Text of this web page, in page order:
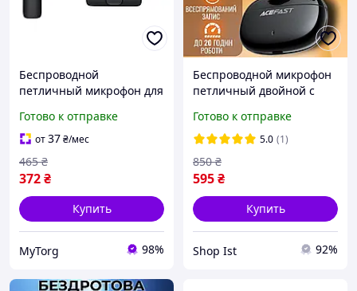
Беспроводной
петличный микрофон для
Готово к отправке
от37₴/мес
372₴
465 ₴
Купить
MyTorg 98%
Беспроводной микрофон
петличный двойной с
телефона и камеры Type-
C для записи аудио
Acefast
Готово к отправке
5.0 (1)
595₴
850 ₴
Купить
Shop Ist 92%